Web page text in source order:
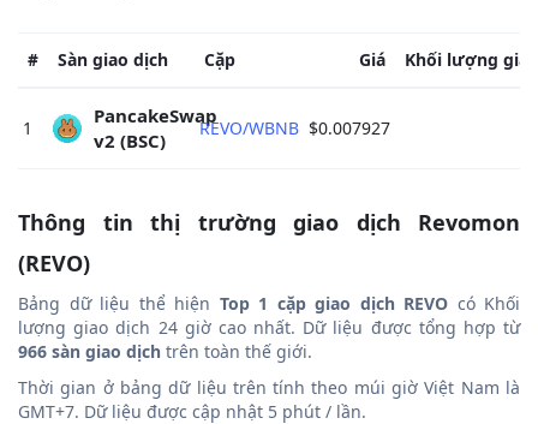
# Sàn giao dịch Cặp Giá Khối lượng
1
PancakeSwap
v2 (BSC)
REVO/WBNB $0.007927
Thông tin thị trường giao dịch Revomon
(REVO)
Bảng dữ liệu thể hiện Top 1 cặp giao dịch REVO có Khối
lượng giao dịch 24 giờ cao nhất. Dữ liệu được tổng hợp từ
966 sàn giao dịch trên toàn thế giới.
Thời gian ở bảng dữ liệu trên tính theo múi giờ Việt Nam là
GMT+7. Dữ liệu được cập nhật 5 phút / lần.